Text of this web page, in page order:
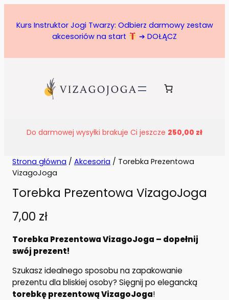
Kurs Instruktor Jogi Twarzy: Odbierz darmowy zestaw
akcesoriów na start
➔ DOŁĄCZ
Do darmowej wysyłki brakuje Ci jeszcze 250,00 zł
Strona główna / Akcesoria / Torebka Prezentowa
VizagoJoga
Torebka Prezentowa VizagoJoga
7,00 zł
Torebka Prezentowa VizagoJoga – dopełnij
swój prezent!
Szukasz idealnego sposobu na zapakowanie
prezentu dla bliskiej osoby? Sięgnij po elegancką
torebkę prezentową VizagoJoga!